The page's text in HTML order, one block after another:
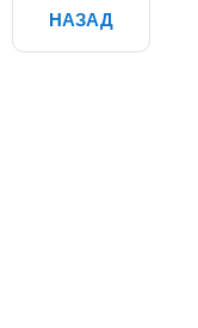
НАЗАД